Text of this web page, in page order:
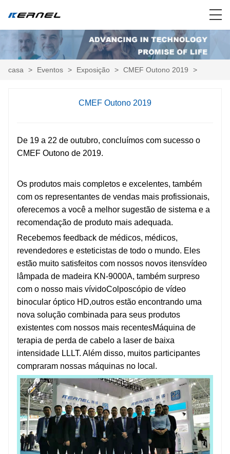
casa > Eventos > Exposição > CMEF Outono 2019 >
CMEF Outono 2019
De 19 a 22 de outubro, concluímos com sucesso o
CMEF Outono de 2019.
Os produtos mais completos e excelentes, também
com os representantes de vendas mais profissionais,
oferecemos a você a melhor sugestão de sistema e a
recomendação de produto mais adequada.
Recebemos feedback de médicos, médicos,
revendedores e esteticistas de todo o mundo. Eles
estão muito satisfeitos com nossos novos itensvídeo
lâmpada de madeira KN-9000A, também surpreso
com o nosso mais vívidoColposcópio de vídeo
binocular óptico HD,outros estão encontrando uma
nova solução combinada para seus produtos
existentes com nossos mais recentesMáquina de
terapia de perda de cabelo a laser de baixa
intensidade LLLT. Além disso, muitos participantes
compraram nossas máquinas no local.